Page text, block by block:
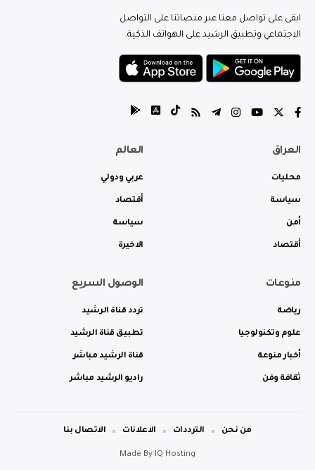
ابقى على تواصل معنا عبر منصاتنا على التواصل
الاجتماعي وتطبيق الرشيد على الهواتف الذكية.
العراق
محليات
سياسة
أمن
أقتصاد
العالم
عربي ودولي
أقتصاد
سياسة
الاخيرة
منوعات
رياضة
علوم وتكنولوجيا
أخبار منوعة
ثقافة وفن
الوصول السريع
تردد قناة الرشيد
تطبيق قناة الرشيد
قناة الرشيد مباشر
راديو الرشيد مباشر
Made By IQ Hosting
من نحن الترددات الاعلانات الاتصال بنا